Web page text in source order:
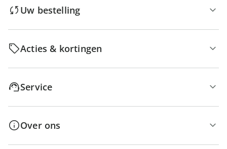
Uw bestelling
Acties & kortingen
Service
Over ons